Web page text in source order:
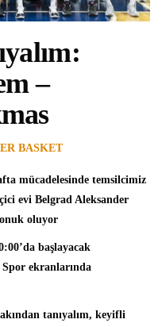
–
BASKET
mücadelesinde temsilcimiz
evi Belgrad Aleksander
oluyor
başlayacak
Spor ekranlarında
tanıyalım, keyifli